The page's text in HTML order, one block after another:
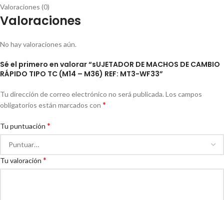
Valoraciones (0)
Valoraciones
No hay valoraciones aún.
Sé el primero en valorar “sUJETADOR DE MACHOS DE CAMBIO
RÁPIDO TIPO TC (M14 – M36) REF: MT3-WF33”
Tu dirección de correo electrónico no será publicada. Los campos
obligatorios están marcados con *
Tu puntuación *
Tu valoración *